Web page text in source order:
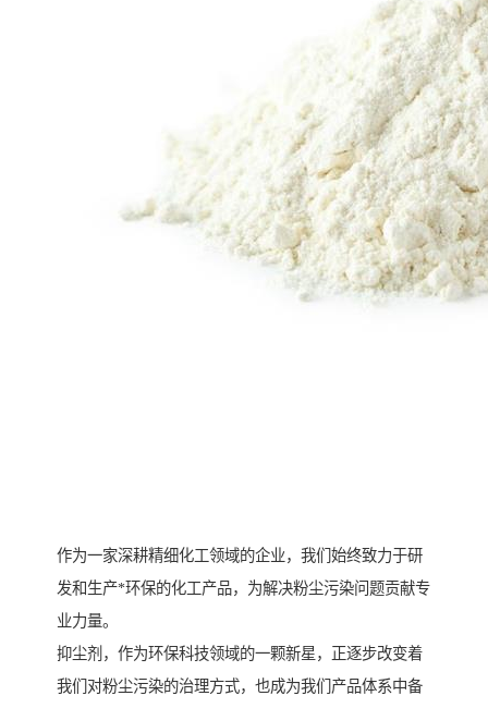
作为一家深耕精细化工领域的企业，我们始终致力于研
发和生产*环保的化工产品，为解决粉尘污染问题贡献专
业力量。
抑尘剂，作为环保科技领域的一颗新星，正逐步改变着
我们对粉尘污染的治理方式，也成为我们产品体系中备